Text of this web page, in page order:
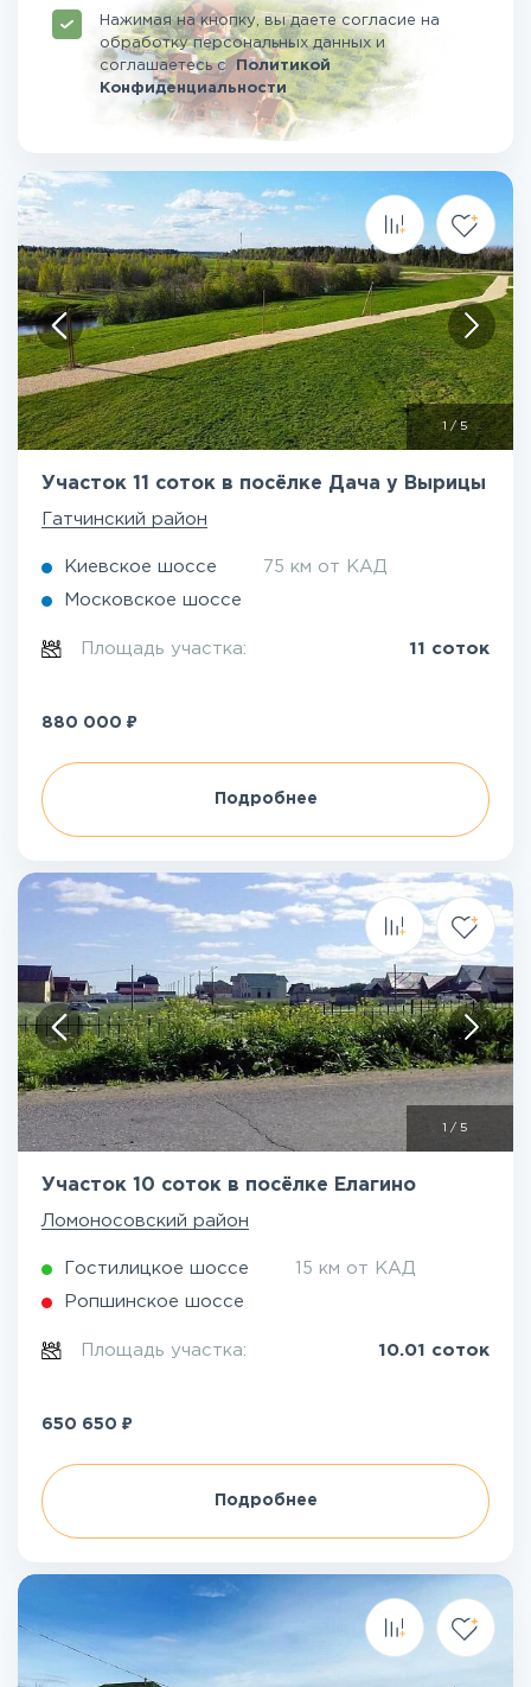
Нажимая на кнопку, вы даете согласие на
обработку персональных данных и
соглашаетесьсПолитикой
Конфиденциальности
1 / 5
Участок 11 соток в посёлке Дача у Вырицы
Гатчинский район
Киевское шоссе 75 км от КАД
Московское шоссе
Площадь участка: 11 соток
880 000 ₽
Подробнее
/ 5
Участок 10 соток в посёлке Елагино
Ломоносовский район
Гостилицкое шоссе 15 км от КАД
Ропшинское шоссе
Площадь участка: 10.01 соток
650 650 ₽
Подробнее